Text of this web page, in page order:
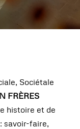
Sociétale
FRÈRES
histoire et de
savoir-faire,